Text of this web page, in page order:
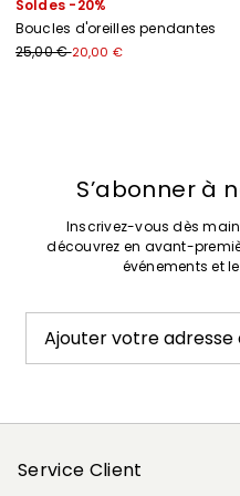
Soldes -20%
Boucles d'oreilles pendantes
25,00 €20,00 €
S’abonner à
Inscrivez-vous dès
découvrez en avant-
événements et
Ajouter votre
Service Client